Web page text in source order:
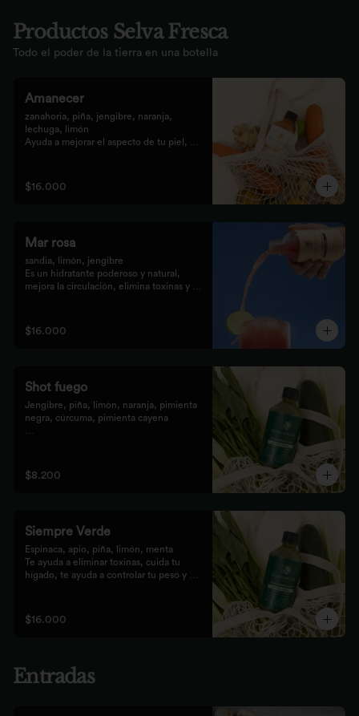
Productos Selva Fresca
Todo el poder de la tierra en una botella
Amanecer
zanahoria, piña, jengibre, naranja,
lechuga, limón
Ayuda a mejorar el aspecto de tu piel,
celular
$16.000
Mar rosa
sandia, limón, jengibre
Es un hidratante poderoso y natural,
mejora la circulación, elimina toxinas y
$16.000
Shot fuego
Jengibre, piña, limón, naranja, pimienta
negra, cúrcuma, pimienta cayena
inflamación del organismo.
recomendamos tomarlo solo con soda o
$8.200
Siempre Verde
Espinaca, apio, piña, limón, menta
Te ayuda a eliminar toxinas, cuida tu
hígado, te ayuda a controlar tu peso y
$16.000
Entradas